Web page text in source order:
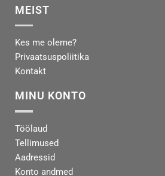
MEIST
Kes me oleme?
Privaatsuspoliitika
Kontakt
MINU KONTO
Töölaud
Tellimused
Aadressid
Konto andmed